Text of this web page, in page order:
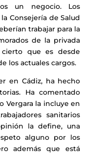
un negocio. Los
Consejería de Salud
trabajar para la
de la privada
que es desde
los actuales cargos.
en Cádiz, ha hecho
Ha comentado
Vergara la incluye en
sanitarios
la define, una
alguno por los
además que está